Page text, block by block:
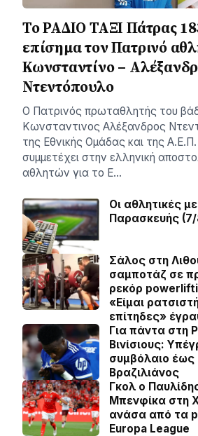
Το ΡΑΔΙΟ ΤΑΞΙ Πάτρας
επίσημα τον Πατρινό
Κωνσταντίνο –
Ντεντόπουλο
Ο Πατρινός πρωταθλητής του
Κωνσταντινος Αλέξανδρος
της Εθνικής Ομάδας και της
συμμετέχει στην ελληνική
αθλητών για το Ε…
Οι αθλητικές
Παρασκευής
Σάλος στη
σαμποτάζ σε
ρεκόρ
«Είμαι
επίτηδες»
Για πάντα στη
Βινίσιους:
συμβόλαιο έως
Βραζιλιάνος
Γκολ ο
Μπενφίκα στη
ανάσα από τα
Europa League